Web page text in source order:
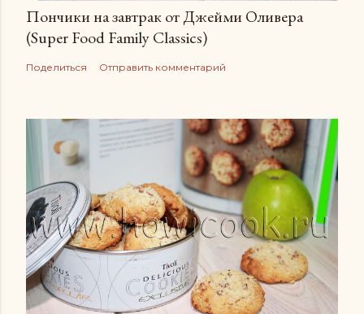
Пончики на завтрак от Джейми Оливера
(Super Food Family Сlassics)
Поделиться Отправить комментарий